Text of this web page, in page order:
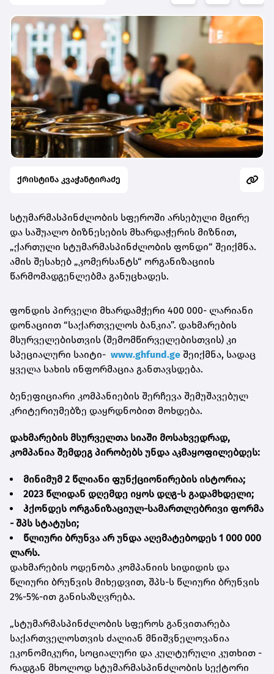
ქრისტინა კვაჭანტირაძე
სტუმარმასპინძლობის სფეროში არსებული მცირე
და საშუალო ბიზნესების მხარდაჭერის მიზნით,
„ქართული სტუმარმასპინძლობის ფონდი“ შეიქმნა.
ამის შესახებ „კომერსანტს“ ორგანიზაციის
წარმომადგენლებმა განუცხადეს.
ფონდის პირველი მხარდამჭერი 400 000- ლარიანი
დონაციით “საქართველოს ბანკია”. დახმარების
მსურველებისთვის (შემომწირველებისთვის) კი
სპეციალური საიტი- www.ghfund.ge შეიქმნა, სადაც
ყველა სახის ინფორმაცია განთავსდება.
ბენეფიციარი კომპანიების შერჩევა შემუშავებულ
კრიტერიუმებზე დაყრდნობით მოხდება.
დახმარების მსურველთა სიაში მოსახვედრად,
კომპანია შემდეგ პირობებს უნდა აკმაყოფილებდეს:
მინიმუმ 2 წლიანი ფუნქციონირების ისტორია;
2023 წლიდან დღემდე იყოს დღგ-ს გადამხდელი;
ჰქონდეს ორგანიზაციულ-სამართლებრივი ფორმა
- შპს სტატუსი;
წლიური ბრუნვა არ უნდა აღემატებოდეს 1 000 000
ლარს.
დახმარების ოდენობა კომპანიის სიდიდის და
წლიური ბრუნვის მიხედვით, შპს-ს წლიური ბრუნვის
2%-5%-ით განისაზღვრება.
„სტუმარმასპინძლობის სფეროს განვითარება
საქართველოსთვის ძალიან მნიშვნელოვანია
ეკონომიკური, სოციალური და კულტურული კუთხით -
რადგან მხოლოდ სტუმარმასპინძლობის სექტორი